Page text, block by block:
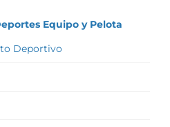
Equipo y Pelota
Deportivo